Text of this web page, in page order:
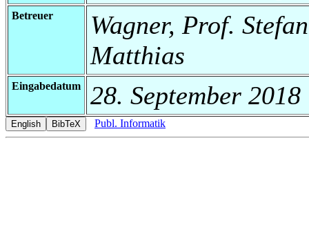
Betreuer
Wagner, Prof.
Matthias
Eingabedatum 28. September 2018
Publ. Informatik